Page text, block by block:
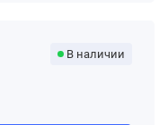
В наличии